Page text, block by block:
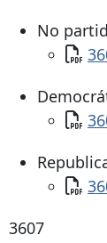
No
3607